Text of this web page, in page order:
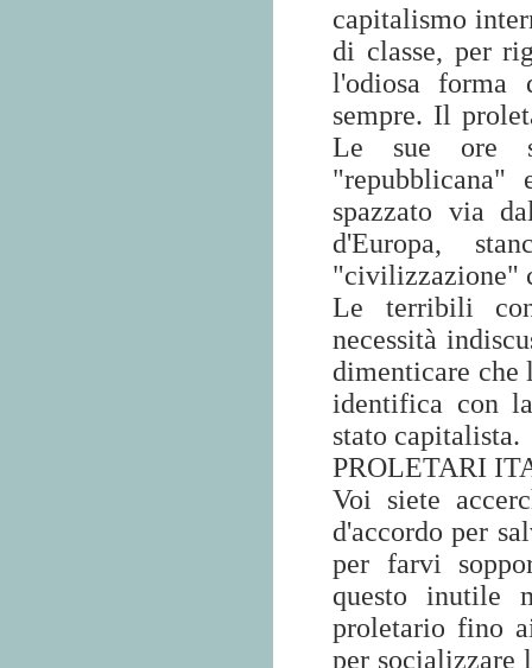
capitalismo
di classe, per
l'odiosa forma
sempre. Il
Le sue ore
spazzato via
d'Europa,
"civilizzazione"
Le terribili
necessità
dimenticare che
identifica con
stato capitalista.
PROLETARI
Voi siete
d'accordo per
per farvi
questo inutile
proletario fino
per socializzare